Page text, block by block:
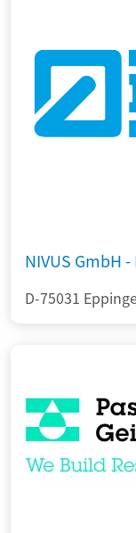
NIVUS GmbH
D-75031